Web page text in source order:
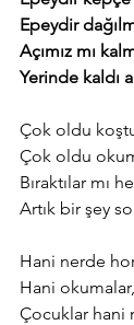
Epeydir
Açımız mı
Yerinde kaldı
Çok oldu
Çok oldu
Bıraktılar mı
Artık bir şey
Hani nerde
Hani
Çocuklar hani